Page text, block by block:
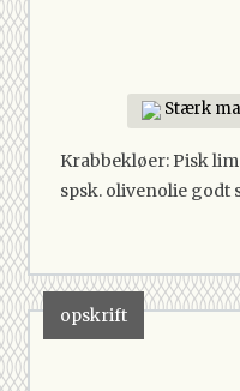
Stærk
Krabbekløer: Pisk
spsk. olivenolie godt
opskrift